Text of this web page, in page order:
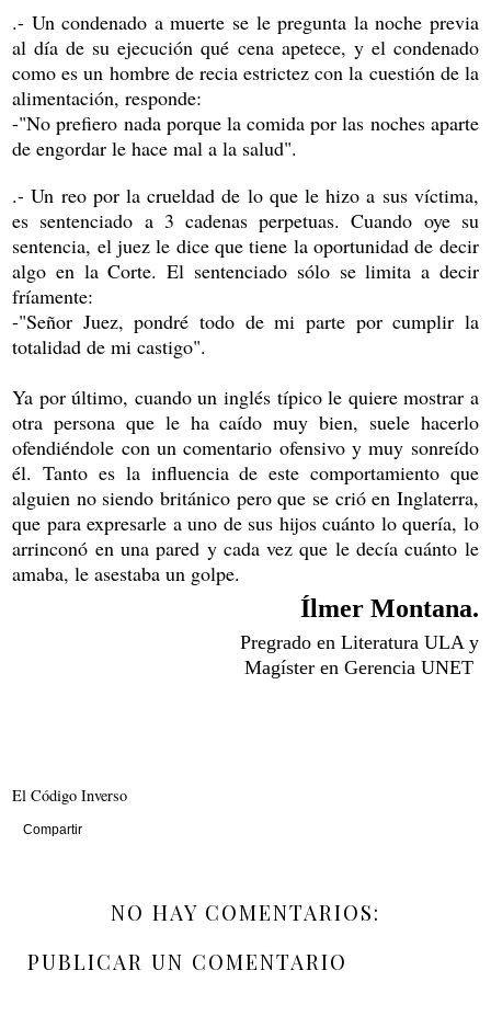
.- Un condenado a muerte se le pregunta la noche previa
al día de su ejecución qué cena apetece, y el condenado
como es un hombre de recia estrictez con la cuestión de la
alimentación, responde:
-"No prefiero nada porque la comida por las noches aparte
de engordar le hace mal a la salud".
.- Un reo por la crueldad de lo que le hizo a sus víctima,
es sentenciado a 3 cadenas perpetuas. Cuando oye su
sentencia, el juez le dice que tiene la oportunidad de decir
algo en la Corte. El sentenciado sólo se limita a decir
fríamente:
-"Señor Juez, pondré todo de mi parte por cumplir la
totalidad de mi castigo".
Ya por último, cuando un inglés típico le quiere mostrar a
otra persona que le ha caído muy bien, suele hacerlo
ofendiéndole con un comentario ofensivo y muy sonreído
él. Tanto es la influencia de este comportamiento que
alguien no siendo británico pero que se crió en Inglaterra,
que para expresarle a uno de sus hijos cuánto lo quería, lo
arrinconó en una pared y cada vez que le decía cuánto le
amaba, le asestaba un golpe.
Ílmer Montana.
Pregrado en Literatura ULA y
Magíster en Gerencia UNET
El Código Inverso
Compartir
NO HAY COMENTARIOS:
PUBLICAR UN COMENTARIO